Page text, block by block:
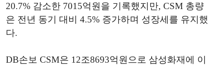
20.7% 감소한 7015억원을 기록했지만, CSM 총량
은 전년 동기 대비 4.5% 증가하며 성장세를 유지했
다.
DB손보 CSM은 12조8693억원으로 삼성화재에 이